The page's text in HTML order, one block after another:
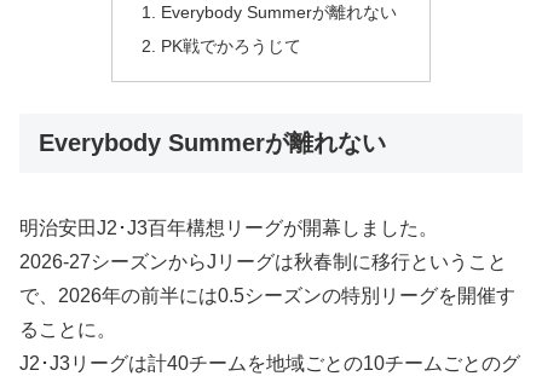
Everybody Summerが離れない
PK戦でかろうじて
Everybody Summerが離れない
明治安田J2･J3百年構想リーグが開幕しました。
2026-27シーズンからJリーグは秋春制に移行ということ
で、2026年の前半には0.5シーズンの特別リーグを開催す
ることに。
J2･J3リーグは計40チームを地域ごとの10チームごとのグ